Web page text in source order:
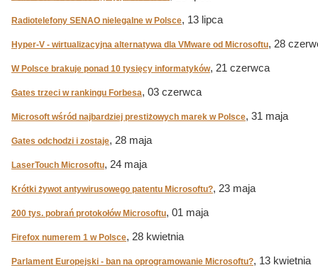
Radiotelefony SENAO nielegalne w Polsce, 13 lipca
Hyper-V - wirtualizacyjna alternatywa dla VMware od Microsoftu, 28
W Polsce brakuje ponad 10 tysięcy informatyków, 21 czerwca
Gates trzeci w rankingu Forbesa, 03 czerwca
Microsoft wśród najbardziej prestiżowych marek w Polsce, 31 maja
Gates odchodzi i zostaje, 28 maja
LaserTouch Microsoftu, 24 maja
Krótki żywot antywirusowego patentu Microsoftu?, 23 maja
200 tys. pobrań protokołów Microsoftu, 01 maja
Firefox numerem 1 w Polsce, 28 kwietnia
Parlament Europejski - ban na oprogramowanie Microsoftu?, 13 kwietnia